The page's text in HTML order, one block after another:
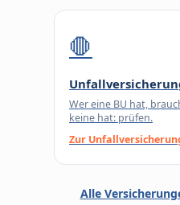
🛑
Wer eine BU hat,
keine hat: prüfen.
Zur
Alle